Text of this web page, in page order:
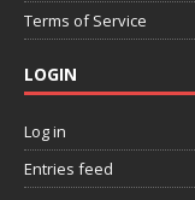
Terms of Service
LOGIN
Log in
Entries feed